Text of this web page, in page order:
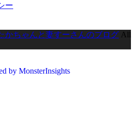
ー
かちゃんと妻すーさんのブログ All